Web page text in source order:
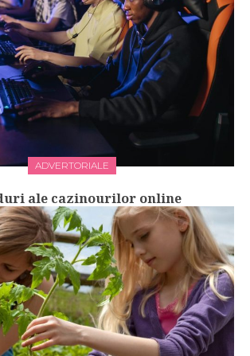
ADVERTORIALE
ale cazinourilor online